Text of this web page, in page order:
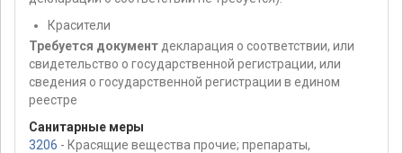
Красители
Требуется документ декларация о соответствии, или
свидетельство о государственной регистрации, или
сведения о государственной регистрации в едином
реестре
Санитарные меры
3206 - Красящие вещества прочие; препараты,